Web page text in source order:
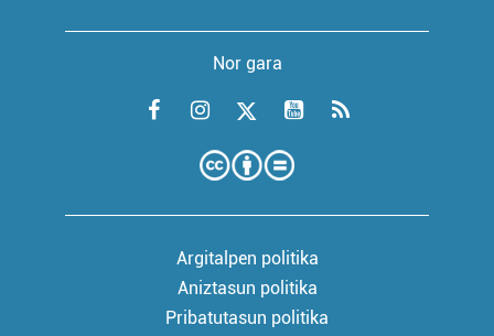
Nor gara
Argitalpen politika
Aniztasun politika
Pribatutasun politika